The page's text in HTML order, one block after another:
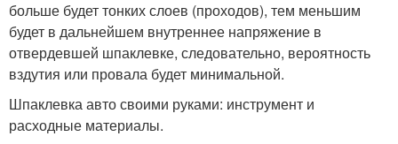
больше будет тонких слоев (проходов), тем меньшим
будет в дальнейшем внутреннее напряжение в
отвердевшей шпаклевке, следовательно, вероятность
вздутия или провала будет минимальной.
Шпаклевка авто своими руками: инструмент и
расходные материалы.